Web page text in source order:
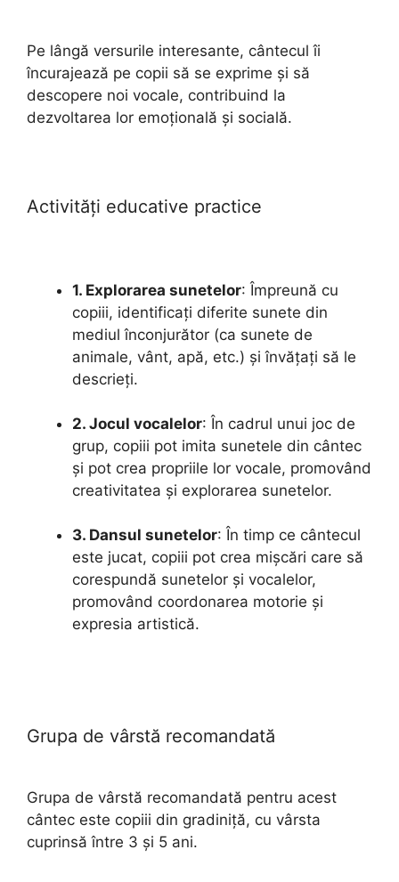
Pe lângă versurile interesante, cântecul îi
încurajează pe copii să se exprime și să
descopere noi vocale, contribuind la
dezvoltarea lor emoțională și socială.
Activități educative practice
1. Explorarea sunetelor: Împreună cu
copiii, identificați diferite sunete din
mediul înconjurător (ca sunete de
animale, vânt, apă, etc.) și învățați să le
descrieți.
2. Jocul vocalelor: În cadrul unui joc de
grup, copiii pot imita sunetele din cântec
și pot crea propriile lor vocale, promovând
creativitatea și explorarea sunetelor.
3. Dansul sunetelor: În timp ce cântecul
este jucat, copiii pot crea mișcări care să
corespundă sunetelor și vocalelor,
promovând coordonarea motorie și
expresia artistică.
Grupa de vârstă recomandată
Grupa de vârstă recomandată pentru acest
cântec este copiii din gradiniță, cu vârsta
cuprinsă între 3 și 5 ani.